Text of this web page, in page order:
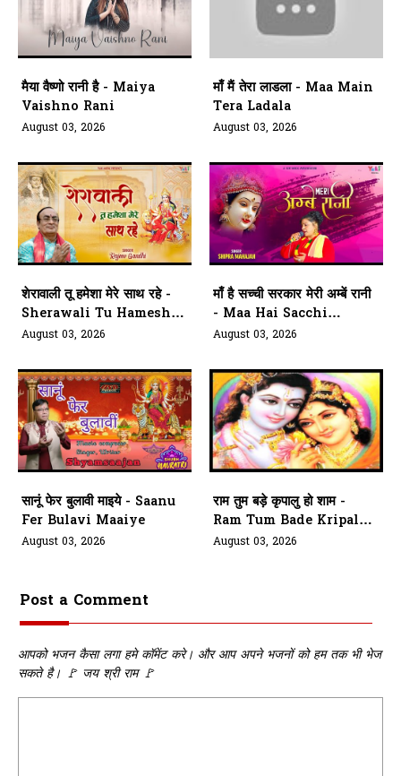
मैया वैष्णो रानी है - Maiya
Vaishno Rani
August 03, 2026
माँ मैं तेरा लाडला - Maa Main
Tera Ladala
August 03, 2026
शेरावाली तू हमेशा मेरे साथ रहे -
Sherawali Tu Hamesha
Mere Saath
August 03, 2026
माँ है सच्ची सरकार मेरी अम्बें रानी
- Maa Hai Sacchi
Sarkar Meri Ambe Rani
August 03, 2026
सानूं फेर बुलावी माइये - Saanu
Fer Bulavi Maaiye
August 03, 2026
राम तुम बड़े कृपालु हो शाम -
Ram Tum Bade Kripalu
Ho Shaam
August 03, 2026
Post a Comment
आपको भजन कैसा लगा हमे कॉमेंट करे। और आप अपने भजनों को हम तक भी भेज
सकते है। 🚩 जय श्री राम 🚩